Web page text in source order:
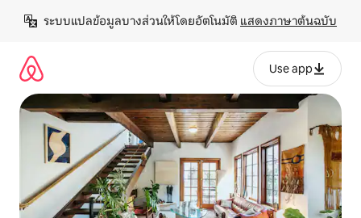
เนื้อหา
ระบบแปลข้อมูลบางส่วนให้โดยอัตโนมัติ แสดงภาษาต้นฉบับ
Use app